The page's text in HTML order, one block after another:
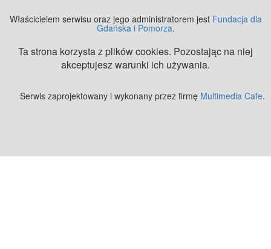
Właścicielem serwisu oraz jego administratorem jest Fundacja dla
Gdańska i Pomorza.
Ta strona korzysta z plików cookies. Pozostając na niej
akceptujesz warunki ich używania.
Serwis zaprojektowany i wykonany przez firmę Multimedia Cafe.